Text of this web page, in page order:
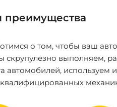
преимущества
о том, чтобы ваш
скрупулезно выполняем,
автомобилей, используем